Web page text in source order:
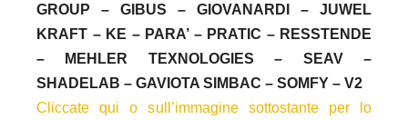
GROUP – GIBUS – GIOVANARDI – JUWEL
KRAFT – KE – PARA’ – PRATIC – RESSTENDE
– MEHLER TEXNOLOGIES – SEAV –
SHADELAB – GAVIOTA SIMBAC – SOMFY – V2
Cliccate qui o sull’immagine sottostante per lo